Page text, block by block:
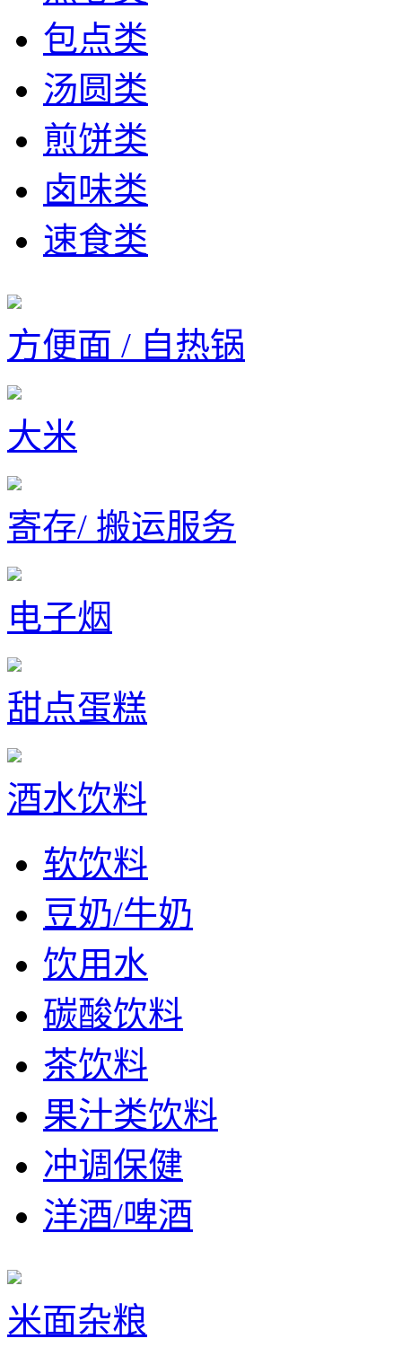
包点类
汤圆类
煎饼类
卤味类
速食类
方便面 / 自热锅
大米
寄存/ 搬运服务
电子烟
甜点蛋糕
酒水饮料
软饮料
豆奶/牛奶
饮用水
碳酸饮料
茶饮料
果汁类饮料
冲调保健
洋酒/啤酒
米面杂粮